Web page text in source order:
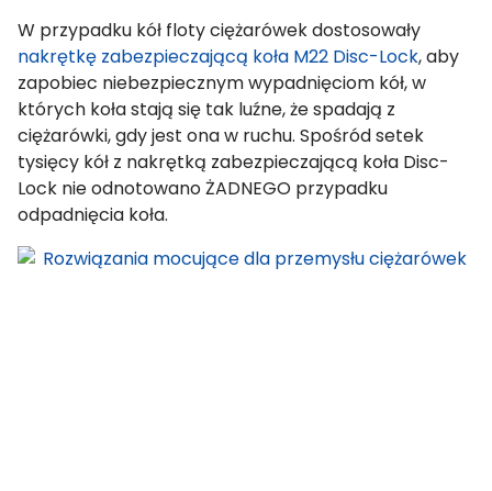
W przypadku kół floty ciężarówek dostosowały
nakrętkę zabezpieczającą koła M22 Disc-Lock, aby
zapobiec niebezpiecznym wypadnięciom kół, w
których koła stają się tak luźne, że spadają z
ciężarówki, gdy jest ona w ruchu. Spośród setek
tysięcy kół z nakrętką zabezpieczającą koła Disc-
Lock nie odnotowano ŻADNEGO przypadku
odpadnięcia koła.